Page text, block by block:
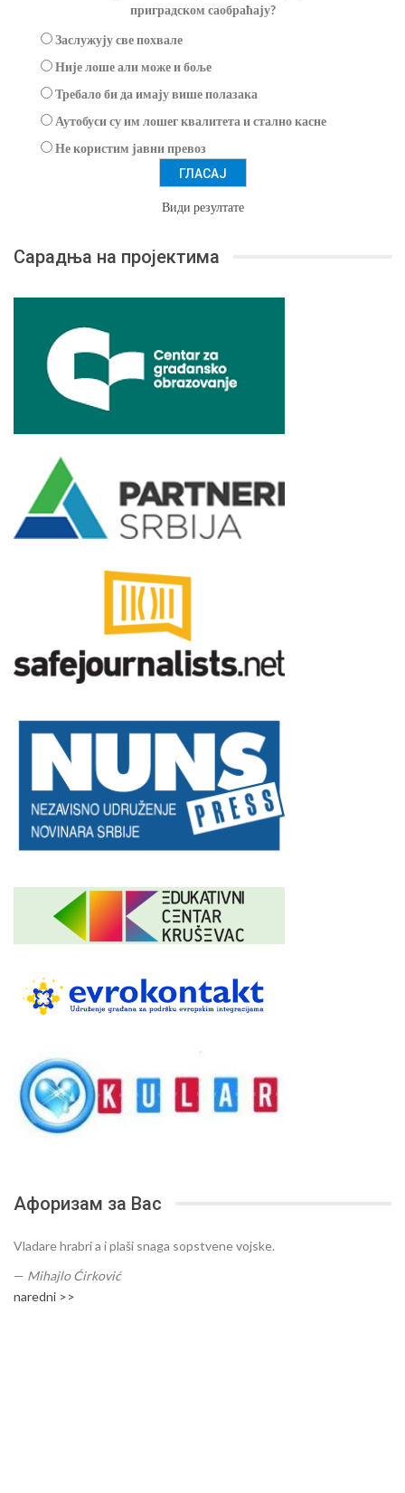
приградском саобраћају?
Заслужују све похвале
Није лоше али може и боље
Требало би да имају више полазака
Аутобуси су им лошег квалитета и стално касне
Не користим јавни превоз
Види резултате
Сарадња на пројектима
Афоризам за Вас
Vladare hrabri a i plaši snaga sopstvene vojske.
— Mihajlo Ćirković
naredni >>